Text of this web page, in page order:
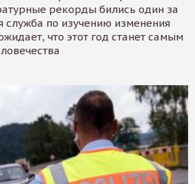
рекорды бились один за
служба по изучению изменения
что этот год станет самым